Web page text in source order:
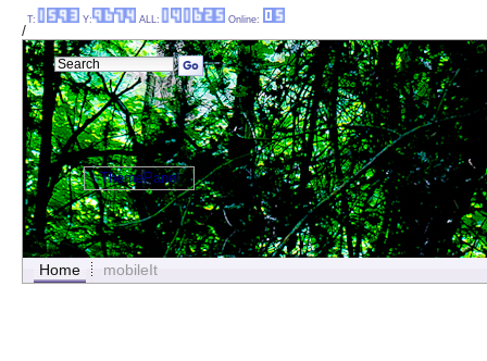
/
Home mobileIt
T: Y: ALL: Online:
ThemePanel